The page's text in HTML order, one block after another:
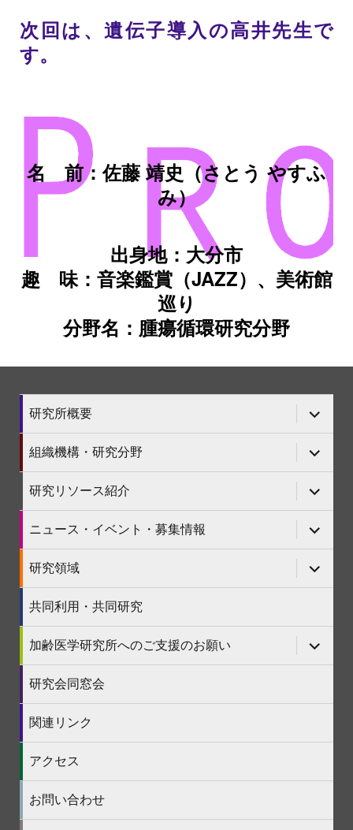
次回は、遺伝子導入の高井先生で
す。
名 前：佐藤 靖史（さとう やすふ
み）
出身地：大分市
趣 味：音楽鑑賞（JAZZ）、美術館
巡り
分野名：腫瘍循環研究分野
研究所概要
サ
ブ
メ
ニ
ュ
ー
を
展
開
組織機構・研究分野
サ
ブ
メ
ニ
ュ
ー
を
展
開
研究リソース紹介
サ
ブ
メ
ニ
ュ
ー
を
展
開
ニュース・イベント・募集情報
サ
ブ
メ
ニ
ュ
ー
開
研究領域
サ
ブ
メ
ー
を
展
開
共同利用・共同研究
加齢医学研究所へのご支援のお願い
サ
ブ
メ
ー
開
研究会同窓会
関連リンク
アクセス
お問い合わせ